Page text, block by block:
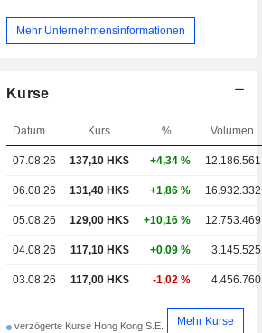
Mehr Unternehmensinformationen
Kurse
Datum Kurs % Volumen
07.08.26 137,10 HK$ +4,34 % 12.186.561
06.08.26 131,40 HK$ +1,86 % 16.932.332
05.08.26 129,00 HK$ +10,16 % 12.753.469
04.08.26 117,10 HK$ +0,09 % 3.145.525
03.08.26 117,00 HK$ -1,02 % 4.456.760
verzögerte Kurse Hong Kong S.E. Mehr Kurse